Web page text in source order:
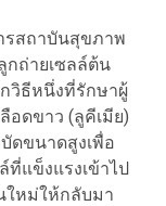
รสถาบันสุขภาพ
กถ่ายเซลล์ต้น
กวิธีหนึ่งที่รักษาผู้
อดขาว (ลูคีเมีย)
ดขนาดสูงเพื่อ
ที่แข็งแรงเข้าไป
ใหม่ให้กลับมา